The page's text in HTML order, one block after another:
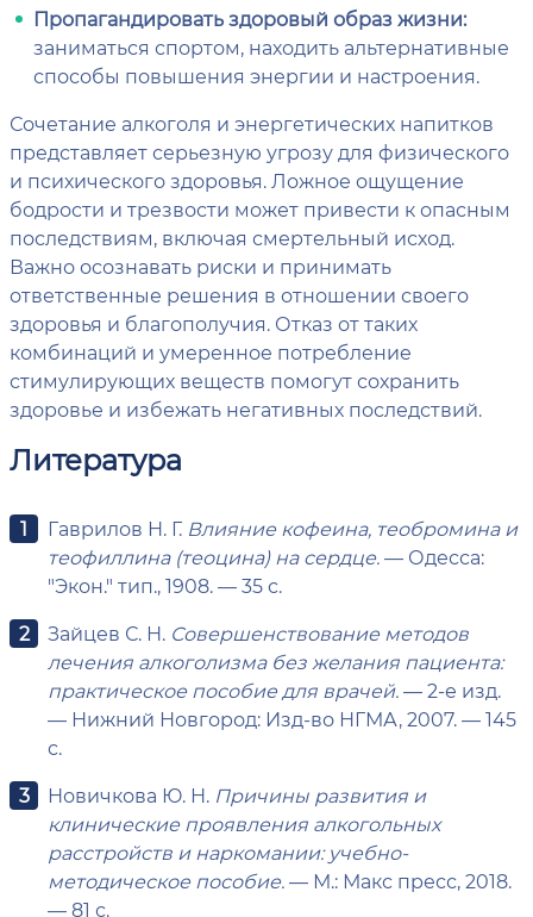
Пропагандировать здоровый образ жизни:
заниматься спортом, находить альтернативные
способы повышения энергии и настроения.
Сочетание алкоголя и энергетических напитков
представляет серьезную угрозу для физического
и психического здоровья. Ложное ощущение
бодрости и трезвости может привести к опасным
последствиям, включая смертельный исход.
Важно осознавать риски и принимать
ответственные решения в отношении своего
здоровья и благополучия. Отказ от таких
комбинаций и умеренное потребление
стимулирующих веществ помогут сохранить
здоровье и избежать негативных последствий.
Литература
Гаврилов Н. Г. Влияние кофеина, теобромина и
теофиллина (теоцина) на сердце.— Одесса:
"Экон." тип., 1908. — 35 с.
Зайцев С. Н. Совершенствование методов
лечения алкоголизма без желания пациента:
практическое пособие для врачей.— 2-е изд.
— Нижний Новгород: Изд-во НГМА, 2007. — 145
с.
Новичкова Ю. Н. Причины развития и
клинические проявления алкогольных
расстройств и наркомании: учебно-
методическое пособие.— М.: Макс пресс, 2018.
— 81 с.